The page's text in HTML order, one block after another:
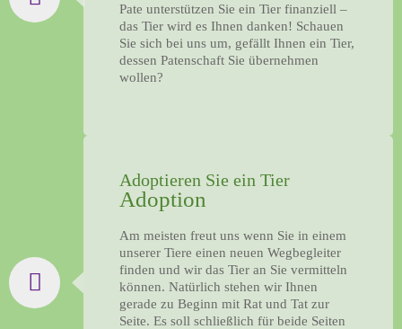
Pate unterstützen Sie ein Tier finanziell –
das Tier wird es Ihnen danken! Schauen
Sie sich bei uns um, gefällt Ihnen ein Tier,
dessen Patenschaft Sie übernehmen
wollen?
Adoptieren Sie ein Tier
Adoption
Am meisten freut uns wenn Sie in einem
unserer Tiere einen neuen Wegbegleiter
finden und wir das Tier an Sie vermitteln
können. Natürlich stehen wir Ihnen
gerade zu Beginn mit Rat und Tat zur
Seite. Es soll schließlich für beide Seiten